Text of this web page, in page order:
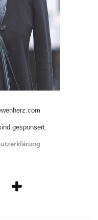
gesponsert.